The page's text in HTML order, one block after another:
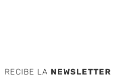
RECIBE LA NEWSLETTER